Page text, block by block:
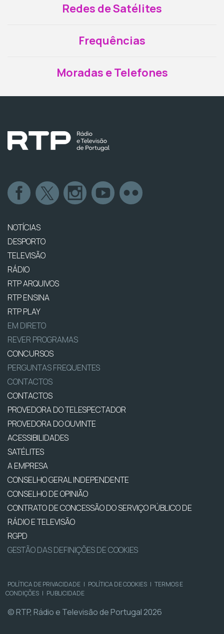
Redes de Satélites
Frequências
Moradas e Telefones
NOTÍCIAS
DESPORTO
TELEVISÃO
RÁDIO
RTP ARQUIVOS
RTP ENSINA
RTP PLAY
EM DIRETO
REVER PROGRAMAS
CONCURSOS
PERGUNTAS FREQUENTES
CONTACTOS
CONTACTOS
PROVEDORA DO TELESPECTADOR
PROVEDORA DO OUVINTE
ACESSIBILIDADES
SATÉLITES
A EMPRESA
CONSELHO GERAL INDEPENDENTE
CONSELHO DE OPINIÃO
CONTRATO DE CONCESSÃO DO SERVIÇO PÚBLICO DE
RÁDIO E TELEVISÃO
RGPD
GESTÃO DAS DEFINIÇÕES DE COOKIES
POLÍTICA DE PRIVACIDADE | POLÍTICA DE COOKIES | TERMOS E
CONDIÇÕES | PUBLICIDADE
© RTP, Rádio e Televisão de Portugal 2026